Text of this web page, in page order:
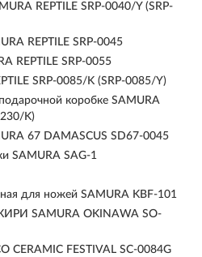
REPTILE SRP-0040/Y (SRP-
REPTILE SRP-0045
REPTILE SRP-0055
SRP-0085/K (SRP-0085/Y)
коробке SAMURA
K)
67 DAMASCUS SD67-0045
SAMURA SAG-1
для ножей SAMURA KBF-101
SAMURA OKINAWA SO-
CERAMIC FESTIVAL SC-0084G